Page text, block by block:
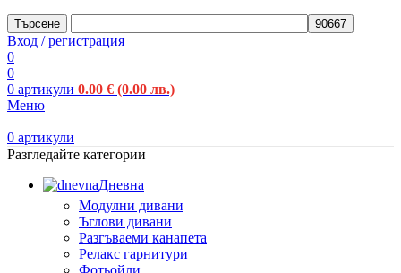
Търсене
Вход / регистрация
0
0
0 артикули 0.00 € (0.00 лв.)
Меню
0 артикули
Разгледайте категории
Дневна
Модулни дивани
Ъглови дивани
Разгъваеми канапета
Релакс гарнитури
Фотьойли